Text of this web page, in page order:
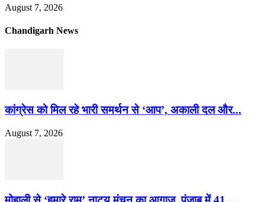
August 7, 2026
Chandigarh News
कांग्रेस को मिल रहे भारी समर्थन से ‘आप’, अकाली दल और...
August 7, 2026